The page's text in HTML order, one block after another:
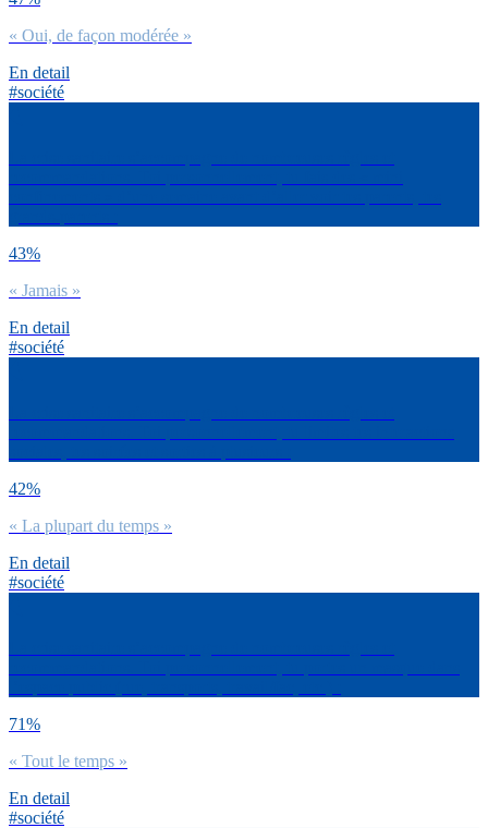
« Oui, de façon modérée »
En detail
#société
43%
« Jamais »
En detail
#société
42%
« La plupart du temps »
En detail
#société
71%
« Tout le temps »
En detail
#société